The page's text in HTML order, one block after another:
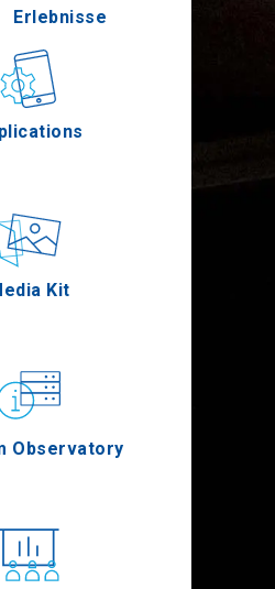
Gastronomie
Ereignisse
Kit
Observatory
Erlebnisse